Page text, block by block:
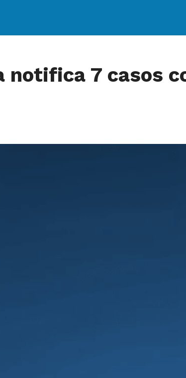
notifica 7 casos